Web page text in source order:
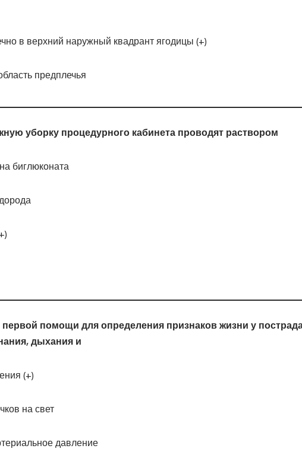
в верхний наружный квадрант ягодицы (+)
предплечья
уборку процедурного кабинета проводят раствором
биглюконата
первой помощи для определения признаков жизни у
дыхания и
(+)
на свет
давление